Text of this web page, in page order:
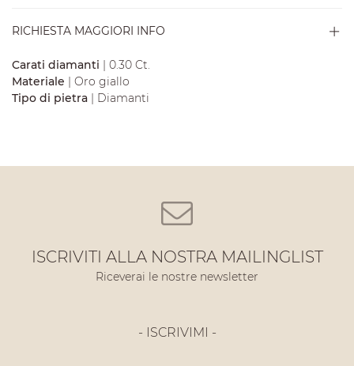
RICHIESTA MAGGIORI INFO
Carati diamanti | 0.30 Ct.
Materiale | Oro giallo
Tipo di pietra | Diamanti
ISCRIVITI ALLA NOSTRA MAILINGLIST
Riceverai le nostre newsletter
- ISCRIVIMI -